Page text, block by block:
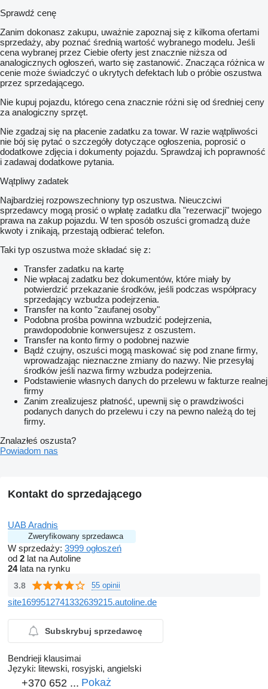
Sprawdź cenę
Zanim dokonasz zakupu, uważnie zapoznaj się z kilkoma ofertami
sprzedaży, aby poznać średnią wartość wybranego modelu. Jeśli
cena wybranej przez Ciebie oferty jest znacznie niższa od
analogicznych ogłoszeń, warto się zastanowić. Znacząca różnica w
cenie może świadczyć o ukrytych defektach lub o próbie oszustwa
przez sprzedającego.
Nie kupuj pojazdu, którego cena znacznie różni się od średniej ceny
za analogiczny sprzęt.
Nie zgadzaj się na płacenie zadatku za towar. W razie wątpliwości
nie bój się pytać o szczegóły dotyczące ogłoszenia, poprosić o
dodatkowe zdjęcia i dokumenty pojazdu. Sprawdzaj ich poprawność
i zadawaj dodatkowe pytania.
Wątpliwy zadatek
Najbardziej rozpowszechniony typ oszustwa. Nieuczciwi
sprzedawcy mogą prosić o wpłatę zadatku dla "rezerwacji" twojego
prawa na zakup pojazdu. W ten sposób oszuści gromadzą duże
kwoty i znikają, przestają odbierać telefon.
Taki typ oszustwa może składać się z:
Transfer zadatku na kartę
Nie wpłacaj zadatku bez dokumentów, które miały by
potwierdzić przekazanie środków, jeśli podczas współpracy
sprzedający wzbudza podejrzenia.
Transfer na konto "zaufanej osoby"
Podobna prośba powinna wzbudzić podejrzenia,
prawdopodobnie konwersujesz z oszustem.
Transfer na konto firmy o podobnej nazwie
Bądź czujny, oszuści mogą maskować się pod znane firmy,
wprowadzając nieznaczne zmiany do nazwy. Nie przesyłaj
środków jeśli nazwa firmy wzbudza podejrzenia.
Podstawienie własnych danych do przelewu w fakturze realnej
firmy
Zanim zrealizujesz płatność, upewnij się o prawdziwości
podanych danych do przelewu i czy na pewno należą do tej
firmy.
Znalazłeś oszusta?
Powiadom nas
Kontakt do sprzedającego
UAB Aradnis
Zweryfikowany sprzedawca
W sprzedaży: 3999 ogłoszeń
od 2 lat na Autoline
24lata na rynku
3.8 55 opinii
site1699512741332639215.autoline.de
Subskrybuj sprzedawcę
Bendrieji klausimai
Języki: litewski, rosyjski, angielski
+370 652 ... Pokaż